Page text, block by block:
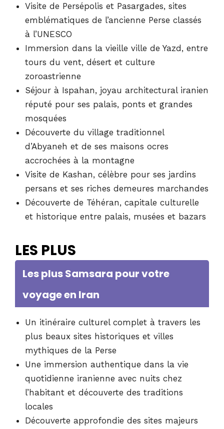
Visite de Persépolis et Pasargades, sites
emblématiques de l’ancienne Perse classés
à l’UNESCO
Immersion dans la vieille ville de Yazd, entre
tours du vent, désert et culture
zoroastrienne
Séjour à Ispahan, joyau architectural iranien
réputé pour ses palais, ponts et grandes
mosquées
Découverte du village traditionnel
d’Abyaneh et de ses maisons ocres
accrochées à la montagne
Visite de Kashan, célèbre pour ses jardins
persans et ses riches demeures marchandes
Découverte de Téhéran, capitale culturelle
et historique entre palais, musées et bazars
LES PLUS
Les plus Samsara pour votre
voyage en Iran
Un itinéraire culturel complet à travers les
plus beaux sites historiques et villes
mythiques de la Perse
Une immersion authentique dans la vie
quotidienne iranienne avec nuits chez
l’habitant et découverte des traditions
locales
Découverte approfondie des sites majeurs